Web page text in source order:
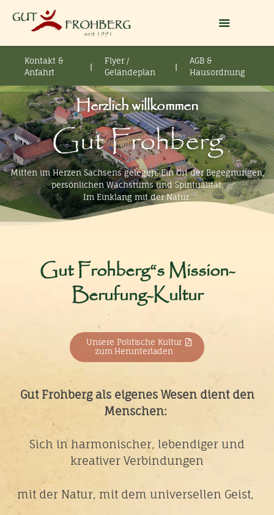
Kontakt &
Anfahrt
|
Flyer /
Geländeplan
|
AGB &
Hausordnung
Herzlich willkommen
Gut Frohberg
Mitten im Herzen Sachsens gelegen. Ein Ort der Begegnungen,
persönlichen Wachstums und Spiritualität.
Im Einklang mit der Natur.
Gut Frohberg“s Mission-
Berufung-Kultur
Unsere Politische Kultur
zum Herunterladen
Gut Frohberg als eigenes Wesen dient den
Menschen:
Sich in harmonischer, lebendiger und
kreativer Verbindungen
mit der Natur, mit dem universellen Geist,